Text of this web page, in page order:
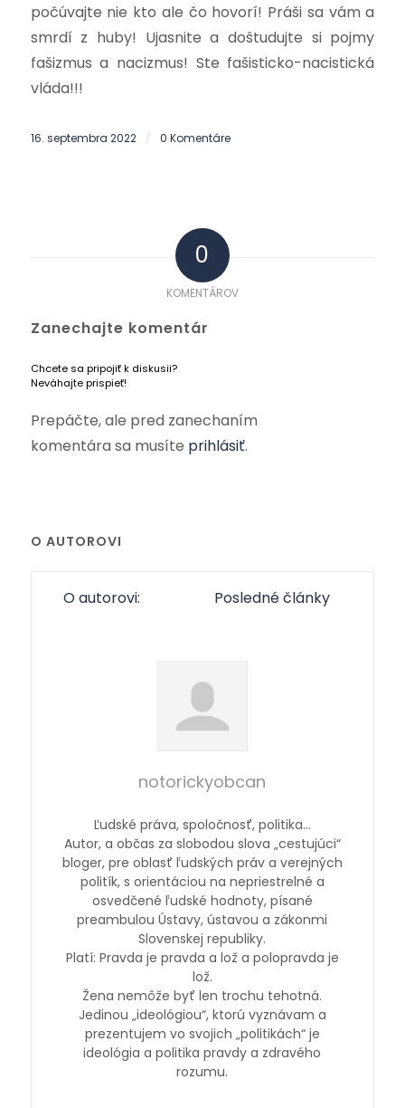
počúvajte nie kto ale čo hovorí! Práši sa vám a
smrdí z huby! Ujasnite a doštudujte si pojmy
fašizmus a nacizmus! Ste fašisticko-nacistická
vláda!!!
16. septembra 2022 / 0 Komentáre
0
KOMENTÁROV
Zanechajte komentár
Chcete sa pripojiť k diskusii?
Neváhajte prispieť!
Prepáčte, ale pred zanechaním
komentára sa musíte prihlásiť.
O AUTOROVI
O autorovi: Posledné články
notorickyobcan
Ľudské práva, spoločnosť, politika…
Autor, a občas za slobodou slova „cestujúci“
bloger, pre oblasť ľudských práv a verejných
politík, s orientáciou na nepriestrelné a
osvedčené ľudské hodnoty, písané
preambulou Ústavy, ústavou a zákonmi
Slovenskej republiky.
Platí: Pravda je pravda a lož a polopravda je
lož.
Žena nemôže byť len trochu tehotná.
Jedinou „ideológiou“, ktorú vyznávam a
prezentujem vo svojich „politikách“ je
ideológia a politika pravdy a zdravého
rozumu.